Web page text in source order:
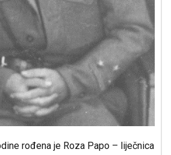
rođena je Roza Papo – liječnica